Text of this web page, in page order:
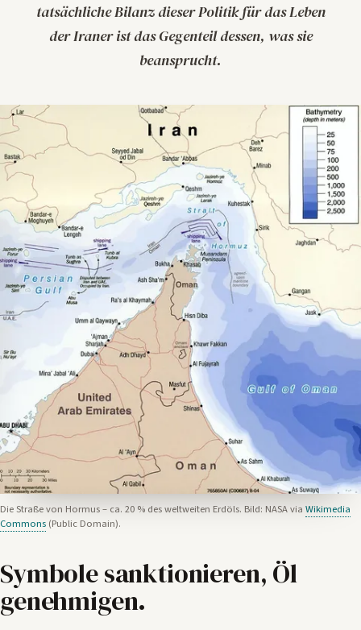
tatsächliche Bilanz dieser Politik für das Leben
der Iraner ist das Gegenteil dessen, was sie
beansprucht.
Die Straße von Hormus – ca. 20 % des weltweiten Erdöls. Bild: NASA via Wikimedia
Commons (Public Domain).
Symbole sanktionieren, Öl
genehmigen.